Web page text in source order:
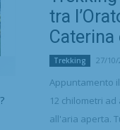
?
tra
Caterina
Trekking 27/10/
Appuntamento
12 chilometri
all'aria aperta.